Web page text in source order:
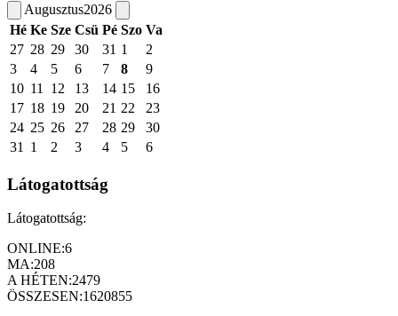
Augusztus2026
Hé Ke Sze Csü Pé Szo Va
27 28 29 30 31 1
2
3
4 5 6 7 8
9
10 11 12 13 14 15
16
17 18 19 20 21 22
23
24 25 26 27 28 29
30
31
1 2 3 4 5 6
Látogatottság
Látogatottság:
ONLINE:6
MA:208
A HÉTEN:2479
ÖSSZESEN:1620855